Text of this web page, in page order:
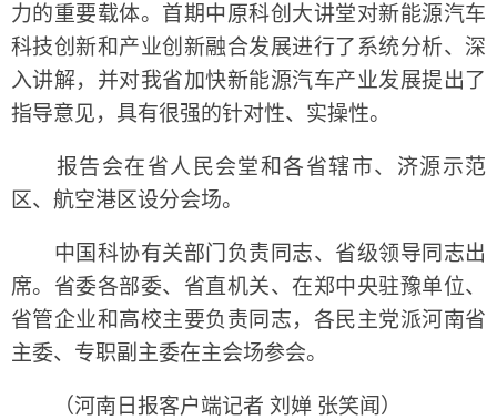
力的重要载体。首期中原科创大讲堂对新能源汽车
科技创新和产业创新融合发展进行了系统分析、深
入讲解，并对我省加快新能源汽车产业发展提出了
指导意见，具有很强的针对性、实操性。
报告会在省人民会堂和各省辖市、济源示范
区、航空港区设分会场。
中国科协有关部门负责同志、省级领导同志出
席。省委各部委、省直机关、在郑中央驻豫单位、
省管企业和高校主要负责同志，各民主党派河南省
主委、专职副主委在主会场参会。
（河南日报客户端记者 刘婵 张笑闻）